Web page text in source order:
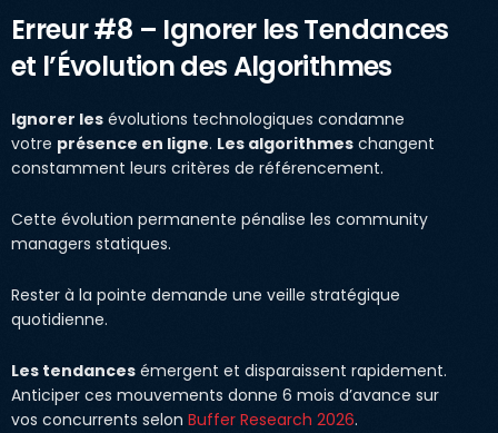
Erreur #8 – Ignorer les Tendances
et l’Évolution des Algorithmes
Ignorer les évolutions technologiques condamne
votre présence en ligne. Les algorithmes changent
constamment leurs critères de référencement.
Cette évolution permanente pénalise les community
managers statiques.
Rester à la pointe demande une veille stratégique
quotidienne.
Les tendances émergent et disparaissent rapidement.
Anticiper ces mouvements donne 6 mois d’avance sur
vos concurrents selon Buffer Research 2026.